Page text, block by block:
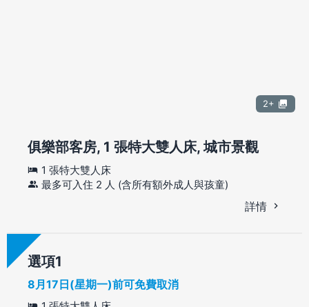
2+
俱樂部客房, 1 張特大雙人床, 城市景觀
1 張特大雙人床
最多可入住 2 人 (含所有額外成人與孩童)
詳情
選項
8月17日(星期一)前可免費取消